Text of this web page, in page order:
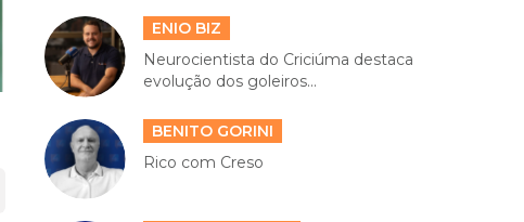
ENIO BIZ
Neurocientista do Criciúma destaca
evolução dos goleiros...
BENITO GORINI
Rico com Creso